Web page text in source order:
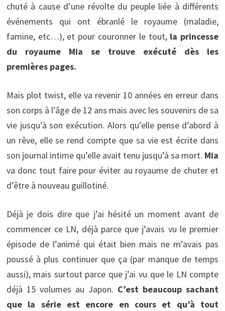
chuté à cause d’une révolte du peuple liée à différents
événements qui ont ébranlé le royaume (maladie,
famine, etc…), et pour couronner le tout, la princesse
du royaume Mia se trouve exécuté dès les
premières pages.
Mais plot twist, elle va revenir 10 années en erreur dans
son corps à l’âge de 12 ans mais avec les souvenirs de sa
vie jusqu’à son exécution. Alors qu’elle pense d’abord à
un rêve, elle se rend compte que sa vie est écrite dans
son journal intime qu’elle avait tenu jusqu’à sa mort. Mia
va donc tout faire pour éviter au royaume de chuter et
d’être à nouveau guillotiné.
Déjà je dois dire que j’ai hésité un moment avant de
commencer ce LN, déjà parce que j’avais vu le premier
épisode de l’animé qui était bien mais ne m’avais pas
poussé à plus continuer que ça (par manque de temps
aussi), mais surtout parce que j’ai vu que le LN compte
déjà 15 volumes au Japon. C’est beaucoup sachant
que la série est encore en cours et qu’à tout